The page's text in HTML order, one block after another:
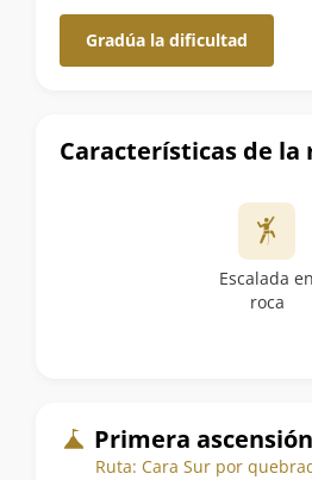
Gradúa la dificultad
Características de la
Escalada en
roca
Primera ascensión
Ruta: Cara Sur por